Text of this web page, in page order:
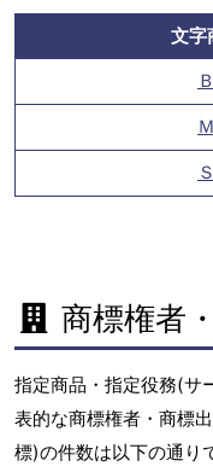
文字
Ｂ
Ｍ
Ｓ
商標権者
指定商品・指定役務(サ
表的な商標権者・商標
標)の件数は以下の通り